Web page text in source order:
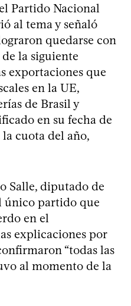
Partido Nacional
al tema y señaló
quedarse con
la siguiente
exportaciones que
en la UE,
de Brasil y
en su fecha de
cuota del año,
Salle, diputado de
único partido que
en el
explicaciones por
“todas las
al momento de la